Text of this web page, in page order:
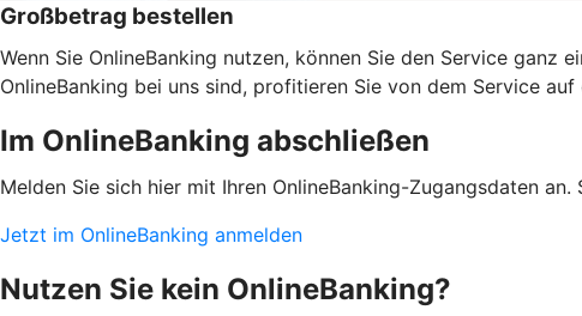
Großbetrag bestellen
Wenn Sie OnlineBanking nutzen, können Sie den Service ganz
OnlineBanking bei uns sind, profitieren Sie von dem Service
Im OnlineBanking abschließen
Melden Sie sich hier mit Ihren OnlineBanking-Zugangsdaten
Jetzt im OnlineBanking anmelden
Nutzen Sie kein OnlineBanking?